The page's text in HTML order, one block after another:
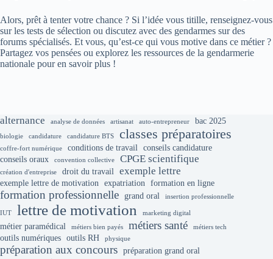
Alors, prêt à tenter votre chance ? Si l’idée vous titille, renseignez-vous
sur les tests de sélection ou discutez avec des gendarmes sur des
forums spécialisés. Et vous, qu’est-ce qui vous motive dans ce métier ?
Partagez vos pensées ou explorez les ressources de la gendarmerie
nationale pour en savoir plus !
alternance analyse de données artisanat auto-entrepreneur bac 2025
biologie candidature candidature BTS classes préparatoires
coffre-fort numérique conditions de travail conseils candidature
conseils oraux
convention collective CPGE scientifique
création d'entreprise droit du travail exemple lettre
exemple lettre de motivation expatriation formation en ligne
formation professionnelle grand oral insertion professionnelle
IUT lettre de motivation marketing digital
métier paramédical métiers bien payés métiers santé métiers tech
outils numériques outils RH physique
préparation aux concours préparation grand oral